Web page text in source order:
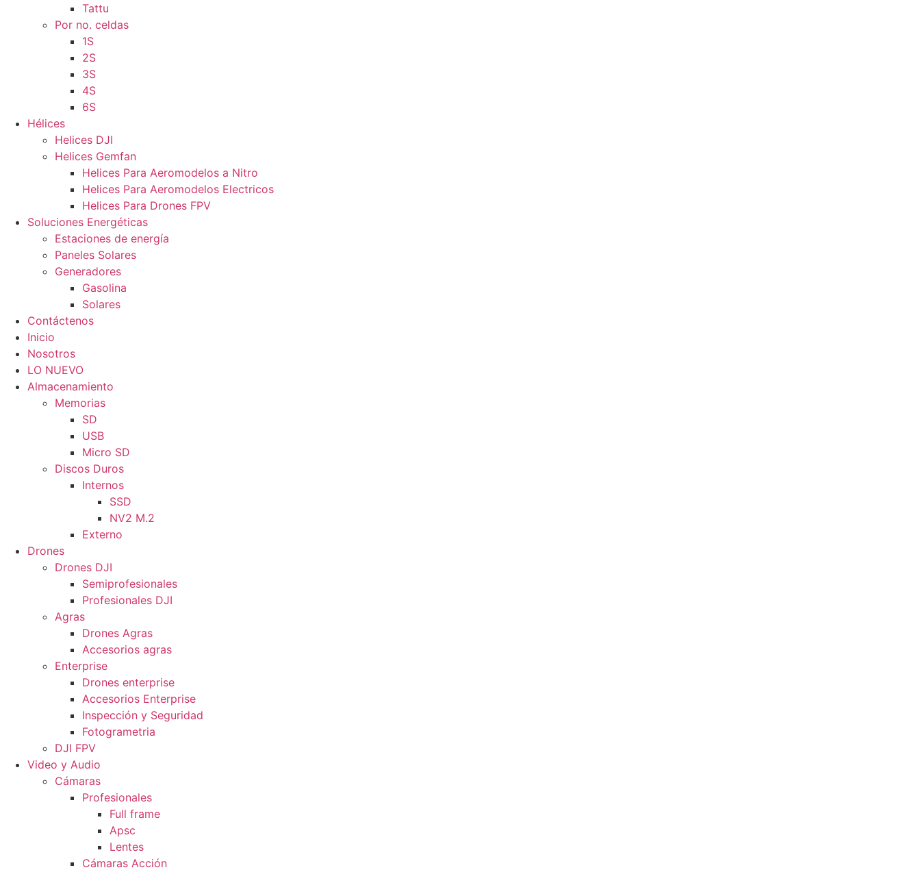
Tattu
Por no. celdas
1S
2S
3S
4S
6S
Hélices
Helices DJI
Helices Gemfan
Helices Para Aeromodelos a Nitro
Helices Para Aeromodelos Electricos
Helices Para Drones FPV
Soluciones Energéticas
Estaciones de energía
Paneles Solares
Generadores
Gasolina
Solares
Contáctenos
Inicio
Nosotros
LO NUEVO
Almacenamiento
Memorias
SD
USB
Micro SD
Discos Duros
Internos
SSD
NV2 M.2
Externo
Drones
Drones DJI
Semiprofesionales
Profesionales DJI
Agras
Drones Agras
Accesorios agras
Enterprise
Drones enterprise
Accesorios Enterprise
Inspección y Seguridad
Fotogrametria
DJI FPV
Video y Audio
Cámaras
Profesionales
Full frame
Apsc
Lentes
Cámaras Acción